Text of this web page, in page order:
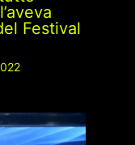
Festival